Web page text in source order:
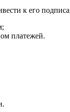
к его
платежей.